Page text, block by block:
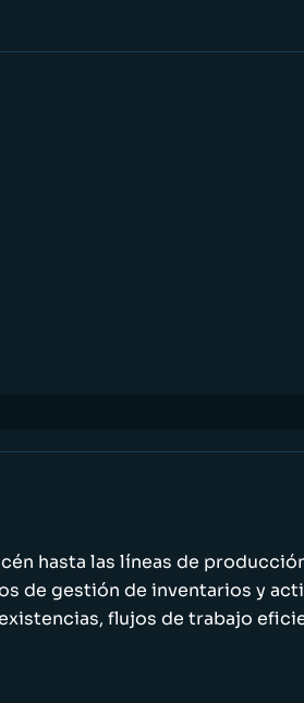
hasta las líneas de
de gestión de inventarios y
flujos de trabajo